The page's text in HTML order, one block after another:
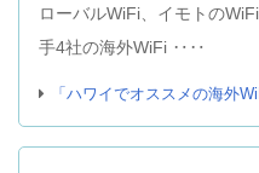
ローバルWiFi、イモトの
手4社の海外WiFi ‥‥
「ハワイでオススメの海外